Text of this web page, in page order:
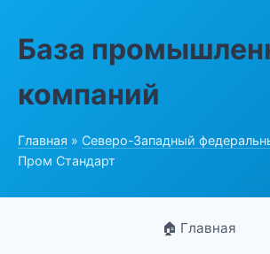
База
компаний
Главная » Северо-Западный
Пром Стандарт
🏠 Главная